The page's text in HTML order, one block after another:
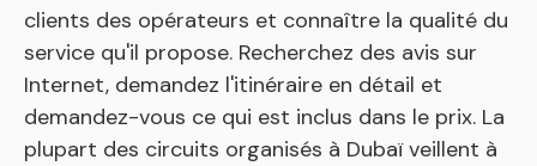
clients des opérateurs et connaître la qualité du
service qu'il propose. Recherchez des avis sur
Internet, demandez l'itinéraire en détail et
demandez-vous ce qui est inclus dans le prix. La
plupart des circuits organisés à Dubaï veillent à